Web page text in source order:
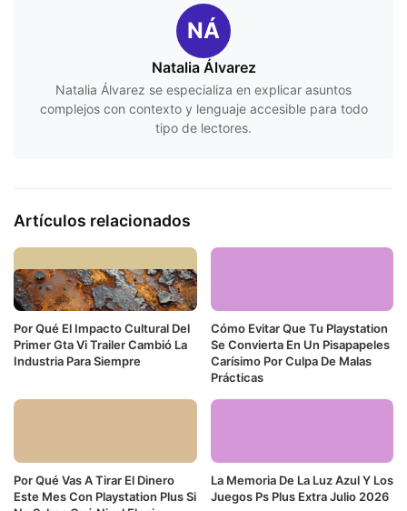
NÁ
Natalia Álvarez
Natalia Álvarez se especializa en explicar asuntos
complejos con contexto y lenguaje accesible para todo
tipo de lectores.
Artículos relacionados
Por Qué El Impacto Cultural Del
Primer Gta Vi Trailer Cambió La
Industria Para Siempre
Cómo Evitar Que Tu Playstation
Se Convierta En Un Pisapapeles
Carísimo Por Culpa De Malas
Prácticas
Por Qué Vas A Tirar El Dinero
Este Mes Con Playstation Plus Si
La Memoria De La Luz Azul Y Los
Juegos Ps Plus Extra Julio 2026